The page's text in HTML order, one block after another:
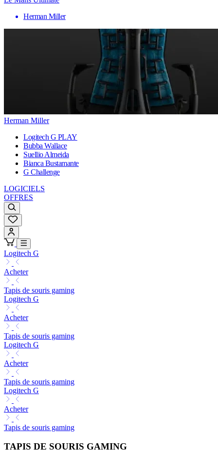
Herman Miller
Herman Miller
Logitech G PLAY
Bubba Wallace
Suellio Almeida
Bianca Bustamante
G Challenge
LOGICIELS
OFFRES
Logitech G
Acheter
Tapis de souris gaming
Logitech G
Acheter
Tapis de souris gaming
Logitech G
Acheter
Tapis de souris gaming
Logitech G
Acheter
Tapis de souris gaming
TAPIS DE SOURIS GAMING